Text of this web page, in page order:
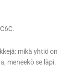
mikä yhtiö on
meneekö se läpi.